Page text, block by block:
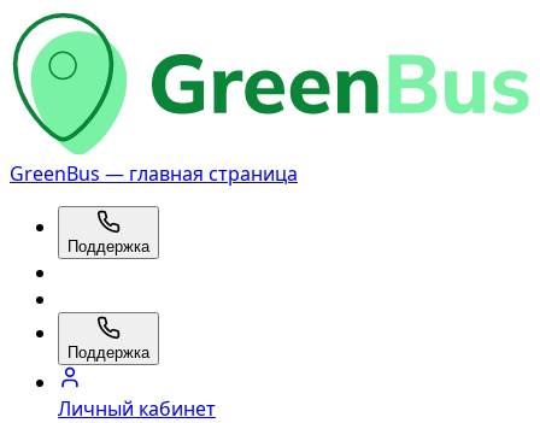
GreenBus — главная страница
Поддержка
Поддержка
Личный кабинет